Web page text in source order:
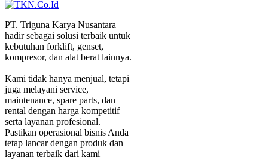
PT. Triguna Karya Nusantara
hadir sebagai solusi terbaik untuk
kebutuhan forklift, genset,
kompresor, dan alat berat lainnya.
Kami tidak hanya menjual, tetapi
juga melayani service,
maintenance, spare parts, dan
rental dengan harga kompetitif
serta layanan profesional.
Pastikan operasional bisnis Anda
tetap lancar dengan produk dan
layanan terbaik dari kami